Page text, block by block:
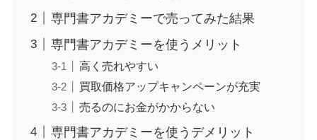
専門書アカデミーで売ってみた結果
専門書アカデミーを使うメリット
高く売れやすい
買取価格アップキャンペーンが充実
売るのにお金がかからない
専門書アカデミーを使うデメリット